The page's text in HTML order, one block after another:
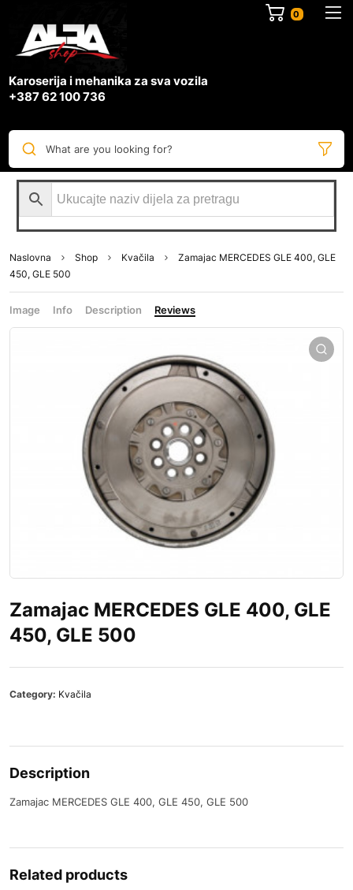
0
Karoserija i mehanika za sva vozila
+387 62 100 736
What are you looking for?
Naslovna Shop Kvačila
Zamajac MERCEDES GLE 400, GLE
450, GLE 500
Image Info Description Reviews
Zamajac MERCEDES GLE 400, GLE
450, GLE 500
Category: Kvačila
Description
Zamajac MERCEDES GLE 400, GLE 450, GLE 500
Related products